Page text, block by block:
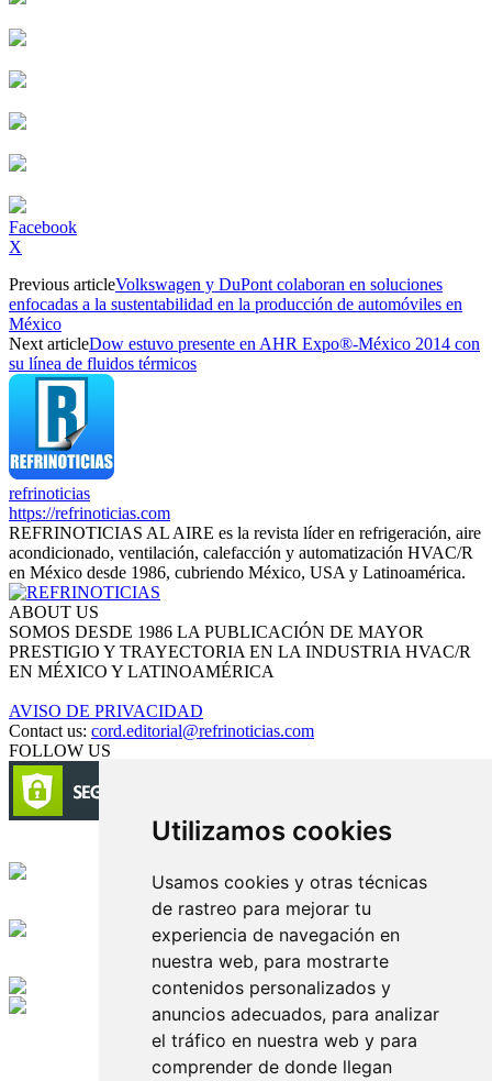
Utilizamos cookies
Usamos cookies y otras técnicas
de rastreo para mejorar tu
experiencia de navegación en
nuestra web, para mostrarte
contenidos personalizados y
anuncios adecuados, para analizar
el tráfico en nuestra web y para
comprender de donde llegan
Facebook
X
Previous articleVolkswagen y DuPont colaboran en soluciones
enfocadas a la sustentabilidad en la producción de automóviles en
México
Next articleDow estuvo presente en AHR Expo®-México 2014 con
su línea de fluidos térmicos
refrinoticias
https://refrinoticias.com
REFRINOTICIAS AL AIRE es la revista líder en refrigeración, aire
acondicionado, ventilación, calefacción y automatización HVAC/R
en México desde 1986, cubriendo México, USA y Latinoamérica.
ABOUT US
SOMOS DESDE 1986 LA PUBLICACIÓN DE MAYOR
PRESTIGIO Y TRAYECTORIA EN LA INDUSTRIA HVAC/R
EN MÉXICO Y LATINOAMÉRICA
AVISO DE PRIVACIDAD
Contact us: cord.editorial@refrinoticias.com
FOLLOW US
Edición digital con tecnología
Playa Revolcadero 222 Col. Reforma Iztaccihuatl Norte C.P. 08810
CIUDAD DE MEXICO
Conmutador CIUDAD DE MEXICO (+52) 555 740 4476, 555 740